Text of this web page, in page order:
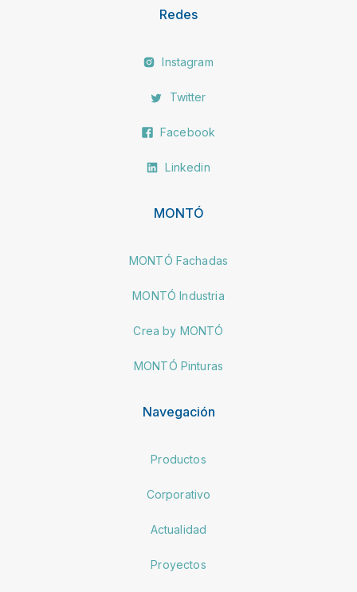
Redes
Instagram
Twitter
Facebook
Linkedin
MONTÓ
MONTÓ Fachadas
MONTÓ Industria
Crea by MONTÓ
MONTÓ Pinturas
Navegación
Productos
Corporativo
Actualidad
Proyectos